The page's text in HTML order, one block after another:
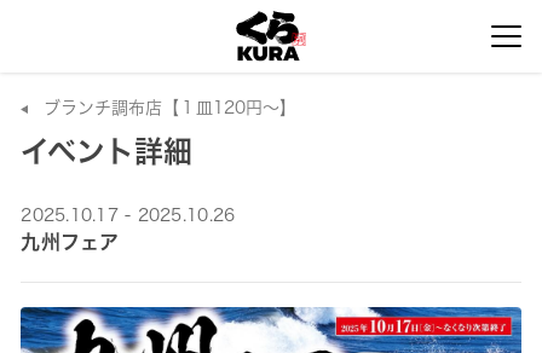
ブランチ調布店【１皿120円～】
イベント詳細
2025.10.17 - 2025.10.26
九州フェア